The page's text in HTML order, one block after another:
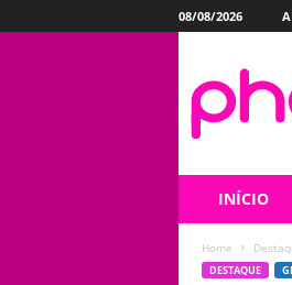
08/08/2026
INÍCIO
Home
DESTAQUE